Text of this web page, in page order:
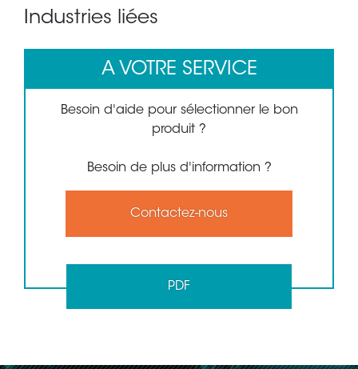
Industries liées
A VOTRE SERVICE
Besoin d'aide pour sélectionner le bon
produit ?
Besoin de plus d'information ?
Contactez-nous
PDF